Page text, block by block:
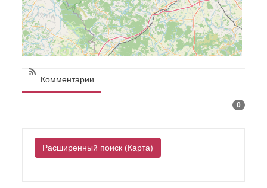
Комментарии
0
Расширенный поиск (Карта)